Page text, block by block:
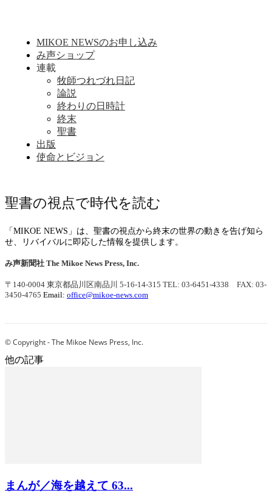
MIKOE NEWSのお申し込み
み声ショップ
連載
牧師つれづれ日記
論説
終わりの日時計
終末
聖書
出版
使命とビジョン
聖書の視点で時代を読む
「MIKOE NEWS」は、聖書の視点から終末の世界の動きを告げ知ら
せ、リバイバルに即応した情報を提供します。
み声新聞社 The Mikoe News Press, Inc.
〒140-0004 東京都品川区南品川 5-16-14-315 TEL: 03-6451-4338 FAX: 03-
3450-4765 Email: office@mikoe-news.com
© Copyright - The Mikoe News Press, Inc.
他の記事
まんが／海を越えて 63...